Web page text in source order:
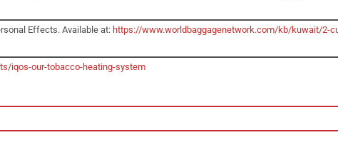
Effects. Available at: https://www.worldbaggagenetwork.com/kb/kuwait/2-
iqos-our-tobacco-heating-system